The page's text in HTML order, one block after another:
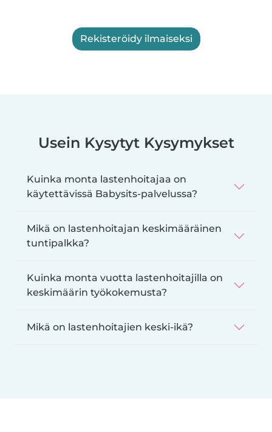
Rekisteröidy ilmaiseksi
Usein Kysytyt Kysymykset
Kuinka monta lastenhoitajaa on
käytettävissä Babysits-palvelussa?
Mikä on lastenhoitajan keskimääräinen
tuntipalkka?
Kuinka monta vuotta lastenhoitajilla on
keskimäärin työkokemusta?
Mikä on lastenhoitajien keski-ikä?